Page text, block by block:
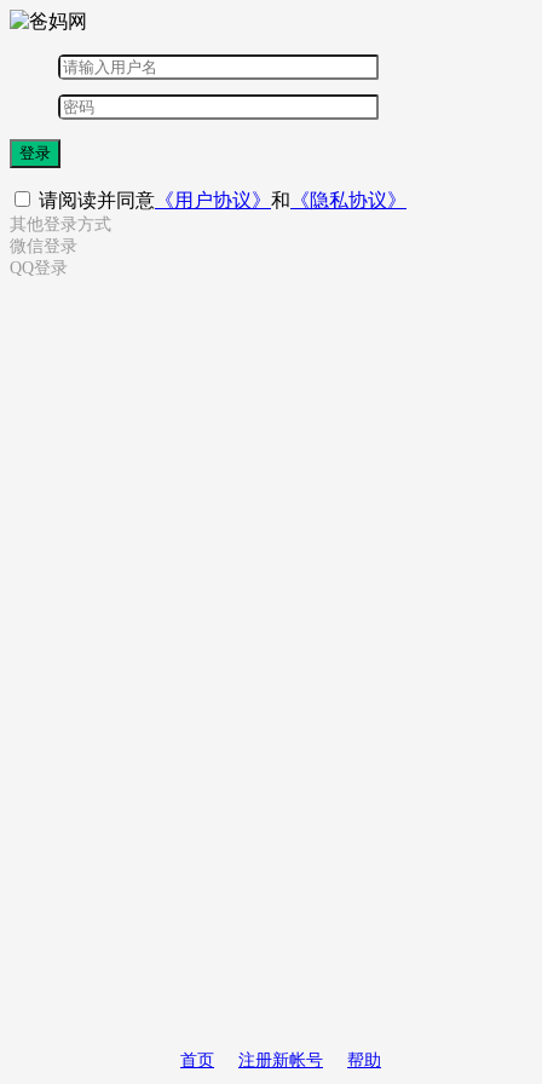
登录
请阅读并同意 《用户协议》 和 《隐私协议》
其他登录方式
微信登录
QQ登录
首页 注册新帐号 帮助